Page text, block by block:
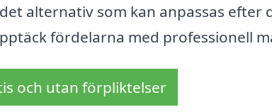
alternativ som kan anpassas efter
fördelarna med professionell
och utan förpliktelser